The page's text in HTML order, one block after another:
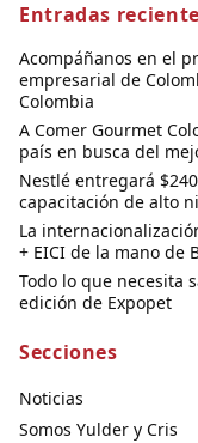
Entradas
Acompáñanos en el
empresarial de
Colombia
A Comer Gourmet
país en busca del
Nestlé entregará
capacitación de alto
La
+ EICI de la mano de
Todo lo que necesita
edición de Expopet
Secciones
Noticias
Somos Yulder y Cris